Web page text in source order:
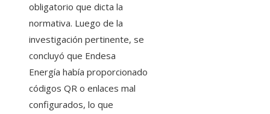
obligatorio que dicta la
normativa. Luego de la
investigación pertinente, se
concluyó que Endesa
Energía había proporcionado
códigos QR o enlaces mal
configurados, lo que